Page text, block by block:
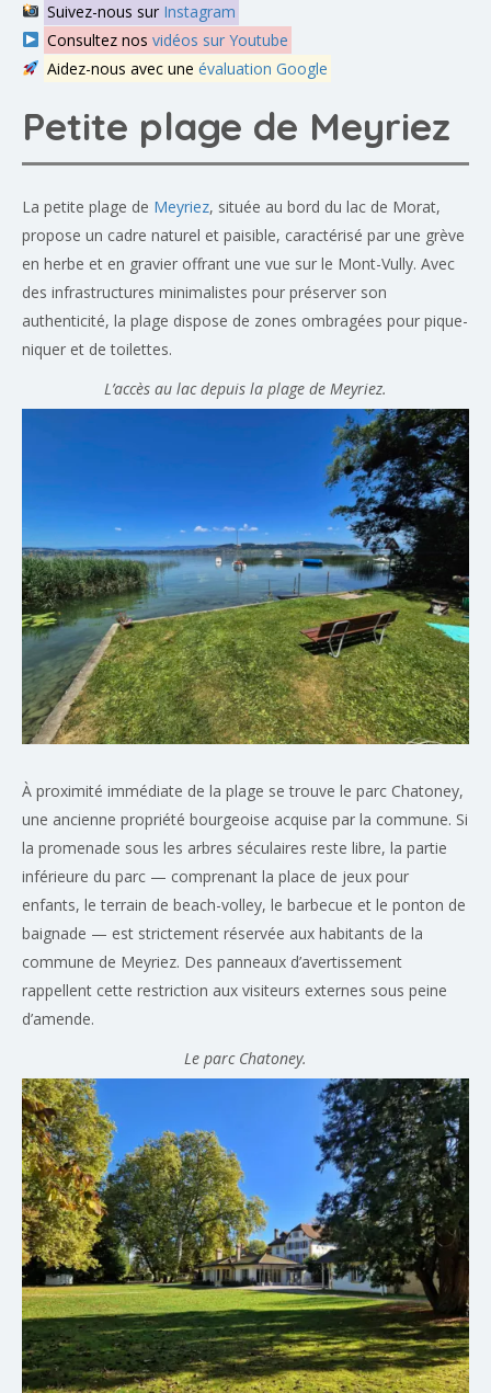
Suivez-nous sur Instagram
Consultez nos vidéos sur Youtube
Aidez-nous avec une évaluation Google
Petite plage de Meyriez
La petite plage de Meyriez, située au bord du lac de Morat,
propose un cadre naturel et paisible, caractérisé par une grève
en herbe et en gravier offrant une vue sur le Mont-Vully. Avec
des infrastructures minimalistes pour préserver son
authenticité, la plage dispose de zones ombragées pour pique-
niquer et de toilettes.
L’accès au lac depuis la plage de Meyriez.
À proximité immédiate de la plage se trouve le parc Chatoney,
une ancienne propriété bourgeoise acquise par la commune. Si
la promenade sous les arbres séculaires reste libre, la partie
inférieure du parc — comprenant la place de jeux pour
enfants, le terrain de beach-volley, le barbecue et le ponton de
baignade — est strictement réservée aux habitants de la
commune de Meyriez. Des panneaux d’avertissement
rappellent cette restriction aux visiteurs externes sous peine
d’amende.
Le parc Chatoney.